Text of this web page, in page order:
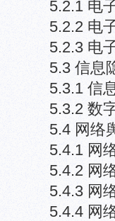
5.2.1 电
5.2.2 电
5.2.3 电
5.3 信息
5.3.1 信
5.3.2 数
5.4 网络
5.4.1 网
5.4.2 网
5.4.3 网
5.4.4 网